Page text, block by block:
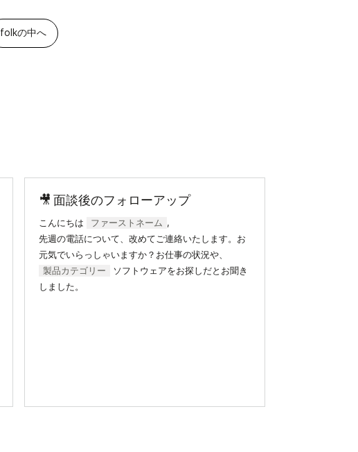
folkの中へ
🎥 面談後のフォローアップ
こんにちは ファーストネーム ,
先週の電話について、改めてご連絡いたします。お
元気でいらっしゃいますか？お仕事の状況や、
製品カテゴリー
ソフトウェアをお探しだとお聞き
しました。